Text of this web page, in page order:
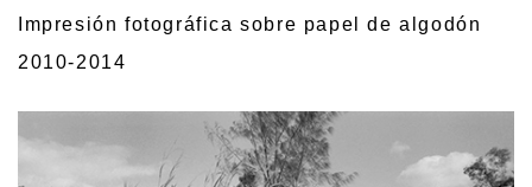
Impresión fotográfica sobre papel de algodón
2010-2014